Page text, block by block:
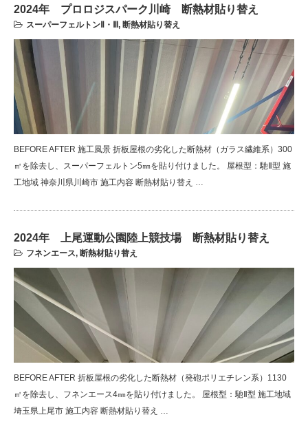
2024年 プロロジスパーク川崎 断熱材貼り替え
スーパーフェルトンⅡ・Ⅲ , 断熱材貼り替え
BEFORE AFTER 施工風景 折板屋根の劣化した断熱材（ガラス繊維系）300
㎡を除去し、スーパーフェルトン5㎜を貼り付けました。 屋根型：馳Ⅱ型 施
工地域 神奈川県川崎市 施工内容 断熱材貼り替え …
2024年 上尾運動公園陸上競技場 断熱材貼り替え
フネンエース, 断熱材貼り替え
BEFORE AFTER 折板屋根の劣化した断熱材（発砲ポリエチレン系）1130
㎡を除去し、フネンエース4㎜を貼り付けました。 屋根型：馳Ⅱ型 施工地域
埼玉県上尾市 施工内容 断熱材貼り替え …